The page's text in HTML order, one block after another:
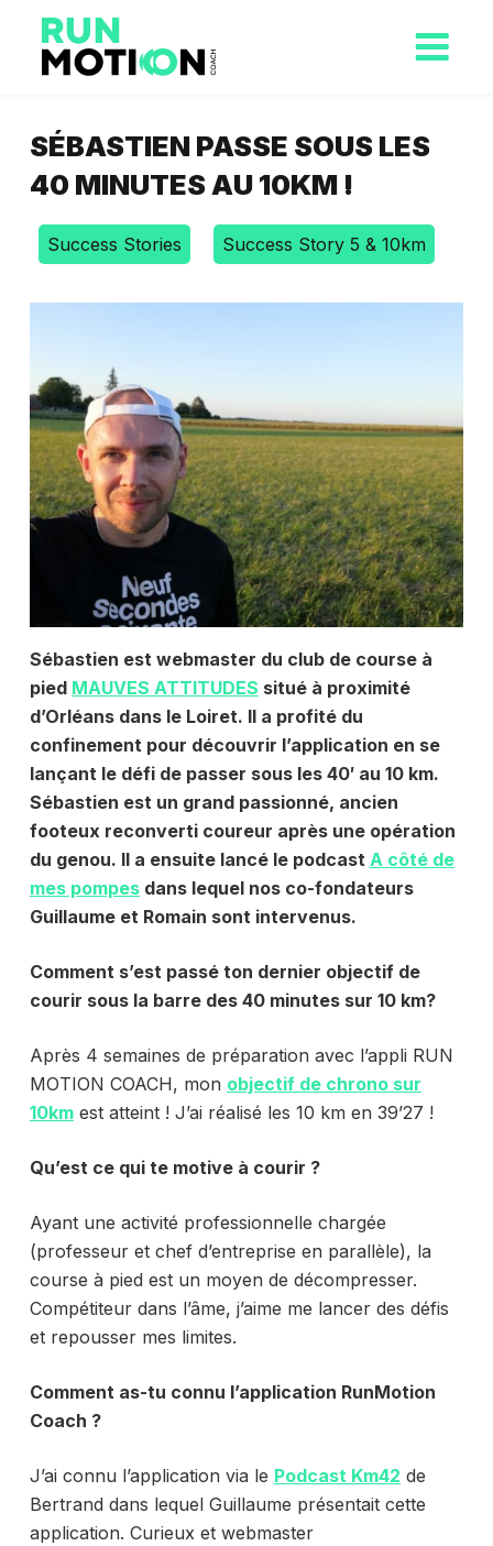
SÉBASTIEN PASSE SOUS LES
40 MINUTES AU 10KM !
Success Stories Success Story 5 & 10km
Sébastien est webmaster du club de course à
pied MAUVES ATTITUDES situé à proximité
d’Orléans dans le Loiret. Il a profité du
confinement pour découvrir l’application en se
lançant le défi de passer sous les 40′ au 10 km.
Sébastien est un grand passionné, ancien
footeux reconverti coureur après une opération
du genou. Il a ensuite lancé le podcast A côté de
mes pompesdans lequel nos co-fondateurs
Guillaume et Romain sont intervenus.
Comment s’est passé ton dernier objectif de
courir sous la barre des 40 minutes sur 10 km?
Après 4 semaines de préparation avec l’appli RUN
MOTION COACH, mon objectif de chrono sur
10kmest atteint ! J’ai réalisé les 10 km en 39’27 !
Qu’est ce qui te motive à courir ?
Ayant une activité professionnelle chargée
(professeur et chef d’entreprise en parallèle), la
course à pied est un moyen de décompresser.
Compétiteur dans l’âme, j’aime me lancer des défis
et repousser mes limites.
Comment as-tu connu l’application RunMotion
Coach ?
J’ai connu l’application via le Podcast Km42 de
Bertrand dans lequel Guillaume présentait cette
application. Curieux et webmaster